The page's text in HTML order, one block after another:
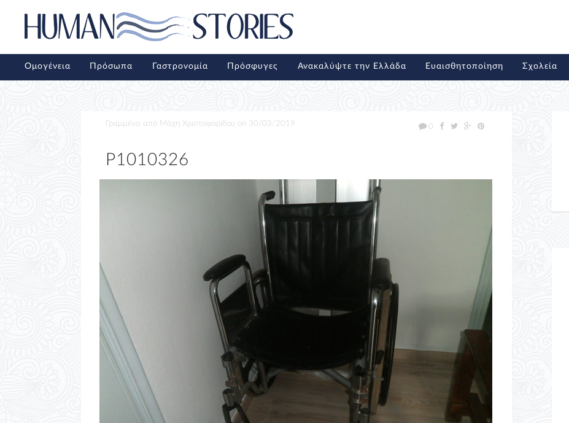
Ομογένεια Πρόσωπα Γαστρονομία Πρόσφυγες Ανακαλύψτε την Ελλάδα Ευαισθητοποίηση Σχολεία
Γραμμένα από Μάχη Χριστοφορίδου on 30/03/2019 0
P1010326